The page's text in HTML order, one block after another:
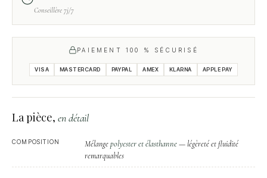
Conseillère 7j/7
PAIEMENT 100 % SÉCURISÉ
VISA MASTERCARD PAYPAL AMEX KLARNA APPLE PAY
La pièce,en détail
COMPOSITION Mélangepolyester et élasthanne— légèreté et fluidité
remarquables